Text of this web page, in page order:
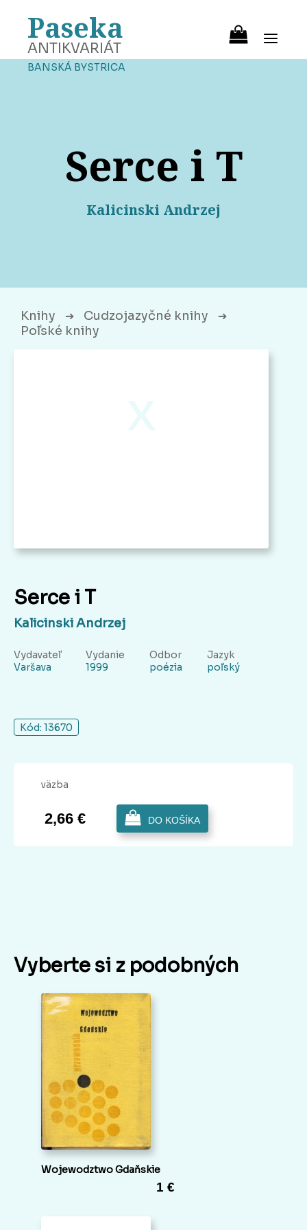
Paseka
ANTIKVARIÁT
BANSKÁ BYSTRICA
Serce i T
Kalicinski Andrzej
Knihy ➔ Cudzojazyčné knihy ➔
Poľské knihy
Serce i T
Kalicinski Andrzej
Vydavateľ
Varšava
Vydanie
1999
Odbor
poézia
Jazyk
poľský
Kód: 13670
väzba
2,66 € DO KOŠÍKA
Vyberte si z podobných
Wojewodztwo Gdaňskie
1 €